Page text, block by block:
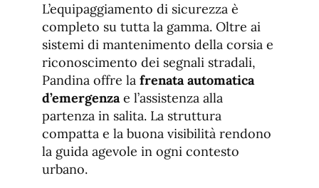
L’equipaggiamento di sicurezza è
completo su tutta la gamma. Oltre ai
sistemi di mantenimento della corsia e
riconoscimento dei segnali stradali,
Pandina offre la frenata automatica
d’emergenzae l’assistenza alla
partenza in salita. La struttura
compatta e la buona visibilità rendono
la guida agevole in ogni contesto
urbano.